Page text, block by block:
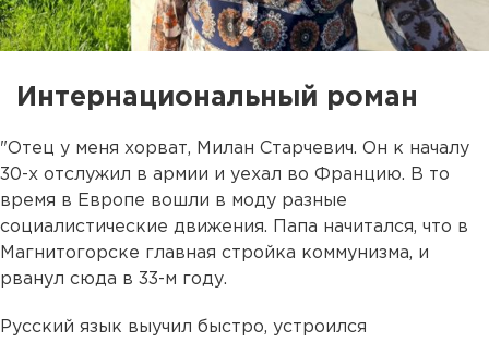
Интернациональный роман
"Отец у меня хорват, Милан Старчевич. Он к началу
30-х отслужил в армии и уехал во Францию. В то
время в Европе вошли в моду разные
социалистические движения. Папа начитался, что в
Магнитогорске главная стройка коммунизма, и
рванул сюда в 33-м году.
Русский язык выучил быстро, устроился